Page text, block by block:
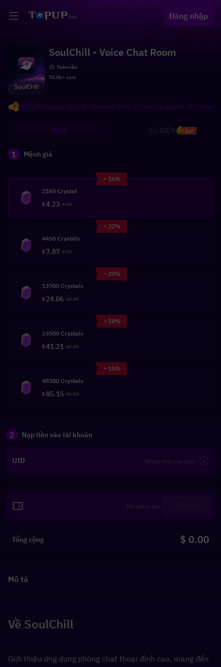
Đăng nhập
SoulChill - Voice Chat Room
Toàn cầu
74.0k+ sold
off Coupon, Up to $5 discount; invite 2 friends to get 9% off Coupon,
MUA hot
1 Mệnh giá
- 16%
2160 Crystal
$4.23 4.99
- 22%
4450 Crystals
$ 7.87 9.99
- 20%
13700 Crystals
$ 24.06 29.99
- 18%
23500 Crystals
$41.21 49.99
- 15%
48300 Crystals
$ 85.15 99.99
2 Nạp tiền vào tài khoản
UID
Tổng cộng $ 0.00
Mô tả
Về SoulChill
Giới thiệu ứng dụng phòng chat thoại đỉnh cao, mang đến